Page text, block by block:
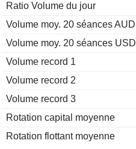
Ratio Volume du jour
Volume moy. 20 séances AUD
Volume moy. 20 séances USD
Volume record 1
Volume record 2
Volume record 3
Rotation capital moyenne
Rotation flottant moyenne